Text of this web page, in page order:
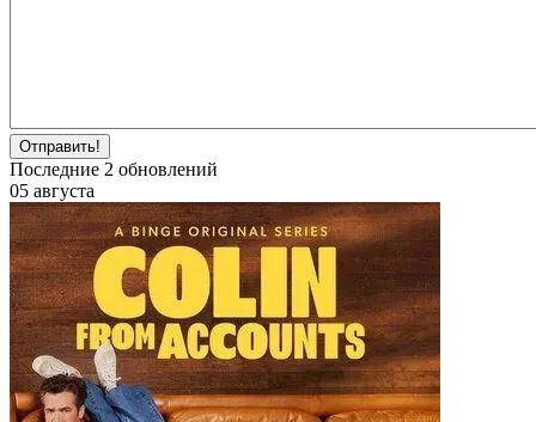
Отправить!
Последние 2 обновлений
05 августа